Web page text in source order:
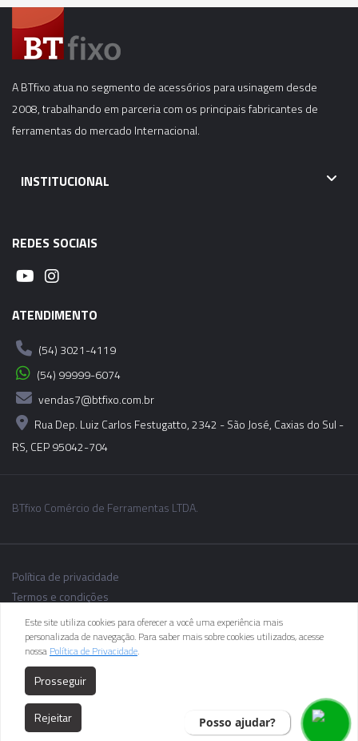
A BTfixo atua no segmento de acessórios para usinagem desde
2008, trabalhando em parceria com os principais fabricantes de
ferramentas do mercado Internacional.
INSTITUCIONAL
REDES SOCIAIS
ATENDIMENTO
(54) 3021-4119
(54) 99999-6074
vendas7@btfixo.com.br
Rua Dep. Luiz Carlos Festugatto, 2342 - São José, Caxias do Sul -
RS, CEP 95042-704
BTfixo Comércio de Ferramentas LTDA.
Política de privacidade
Termos e condições
As informações dos produtos podem sofrer alterações sem aviso
prévio.
Posso ajudar?
Este site utiliza cookies para oferecer a você uma experiência mais
personalizada de navegação. Para saber mais sobre cookies utilizados, acesse
nossa Política de Privacidade.
Prosseguir
Rejeitar